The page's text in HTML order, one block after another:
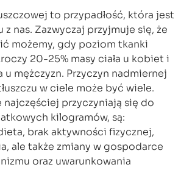
to przypadłość, która jest
z nas. Zazwyczaj przyjmuje się, że
możemy, gdy poziom tkanki
20-25% masy ciała u kobiet i
u mężczyzn. Przyczyn nadmiernej
w ciele może być wiele.
najczęściej przyczyniają się do
kilogramów, są:
brak aktywności fizycznej,
ale także zmiany w gospodarce
oraz uwarunkowania